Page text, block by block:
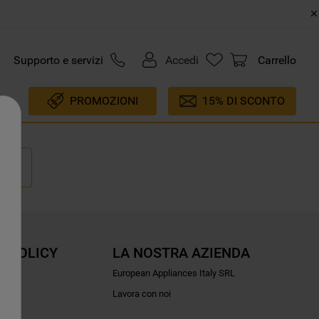
Supporto e servizi Accedi Carrello
PROMOZIONI 15% DI SCONTO
POLICY LA NOSTRA AZIENDA
European Appliances Italy SRL
Lavora con noi